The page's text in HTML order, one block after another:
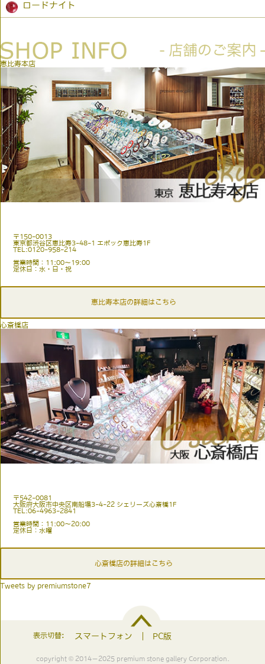
ロードナイト
恵比寿本店
〒150-0013
東京都渋谷区恵比寿3-48-1 エポック恵比寿1F
TEL:0120-958-214
営業時間：11:00〜19:00
定休日：水・日・祝
恵比寿本店の詳細はこちら
心斎橋店
〒542-0081
大阪府大阪市中央区南船場3-4-22 シェリーズ心斎橋1F
TEL:06-4963-2841
営業時間：11:00〜20:00
定休日：水曜
心斎橋店の詳細はこちら
Tweets by premiumstone7
表示切替: スマートフォン PC版
copyright © 2014－2025 premium stone gallery Corporation.